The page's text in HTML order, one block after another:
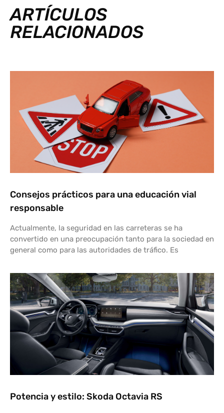
ARTÍCULOS
RELACIONADOS
Consejos prácticos para una educación vial
responsable
Actualmente, la seguridad en las carreteras se ha
convertido en una preocupación tanto para la sociedad en
general como para las autoridades de tráfico. Es
Potencia y estilo: Skoda Octavia RS